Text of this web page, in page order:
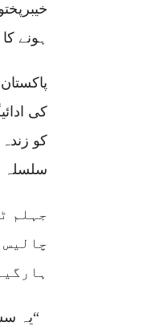
ہونے
کی
کو
سلسلہ
جہلم
“یہ